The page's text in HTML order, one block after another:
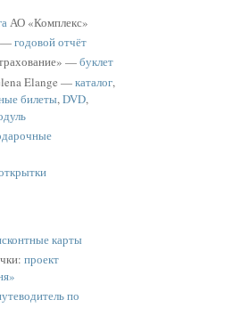
АО «Комплекс»
—годовой отчёт
—буклет
Elange —каталог,
билеты,DVD,
карты
проект
по